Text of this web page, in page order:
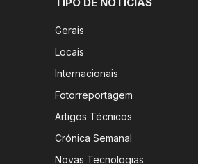
TIPO DE NOTÍCIAS
Gerais
Locais
Internacionais
Fotorreportagem
Artigos Técnicos
Crónica Semanal
Novas Tecnologias